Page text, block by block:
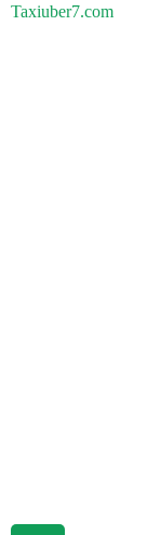
Taxiuber7.com